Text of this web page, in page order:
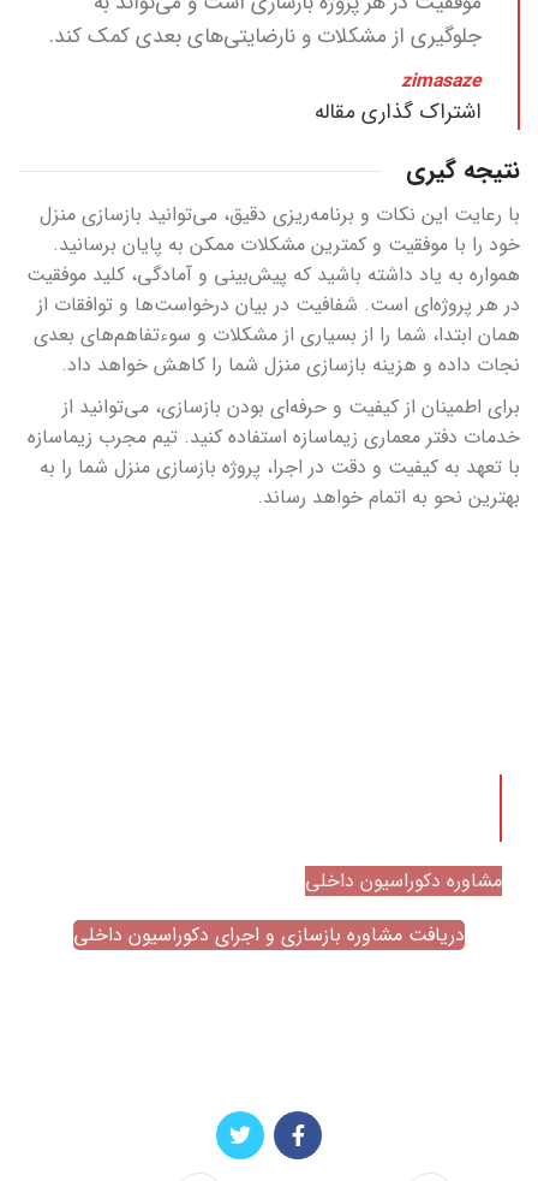
جلوگیری از مشکلات و نارضایتی‌های بعدی کمک کند.
zimasaze
اشتراک گذاری مقاله
نتیجه گیری
با رعایت این نکات و برنامه‌ریزی دقیق، می‌توانید بازسازی منزل
خود را با موفقیت و کمترین مشکلات ممکن به پایان برسانید.
همواره به یاد داشته باشید که پیش‌بینی و آمادگی، کلید موفقیت
در هر پروژه‌ای است. شفافیت در بیان درخواست‌ها و توافقات از
همان ابتدا، شما را از بسیاری از مشکلات و سوءتفاهم‌های بعدی
نجات داده و هزینه بازسازی منزل شما را کاهش خواهد داد.
برای اطمینان از کیفیت و حرفه‌ای بودن بازسازی، می‌توانید از
خدمات دفتر معماری زیماسازه استفاده کنید. تیم مجرب زیماسازه
با تعهد به کیفیت و دقت در اجرا، پروژه بازسازی منزل شما را به
بهترین نحو به اتمام خواهد رساند.
مشاوره دکوراسیون داخلی
دریافت مشاوره بازسازی و اجرای دکوراسیون داخلی